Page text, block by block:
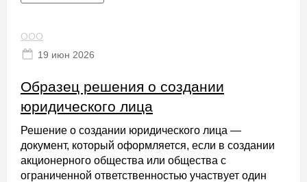
ООО
19 июн 2026
Образец решения о создании
юридического лица
Решение о создании юридического лица —
документ, который оформляется, если в создании
акционерного общества или общества с
ограниченной ответственностью участвует один